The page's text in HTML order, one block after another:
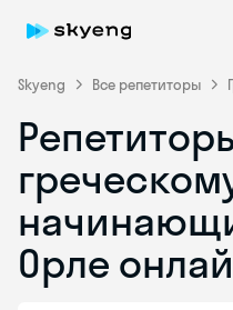
Skyeng Все репетиторы
Орле
Skyeng Chat
online